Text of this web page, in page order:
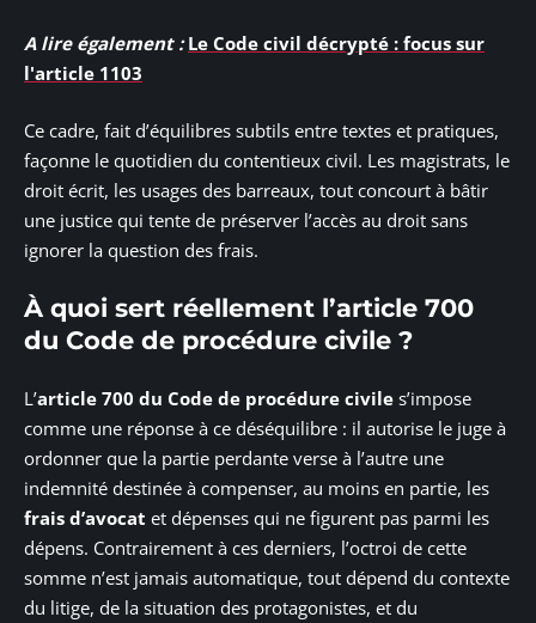
A lire également : Le Code civil décrypté : focus sur
l'article 1103
Ce cadre, fait d’équilibres subtils entre textes et pratiques,
façonne le quotidien du contentieux civil. Les magistrats, le
droit écrit, les usages des barreaux, tout concourt à bâtir
une justice qui tente de préserver l’accès au droit sans
ignorer la question des frais.
À quoi sert réellement l’article 700
du Code de procédure civile ?
L’article 700 du Code de procédure civile s’impose
comme une réponse à ce déséquilibre : il autorise le juge à
ordonner que la partie perdante verse à l’autre une
indemnité destinée à compenser, au moins en partie, les
frais d’avocat et dépenses qui ne figurent pas parmi les
dépens. Contrairement à ces derniers, l’octroi de cette
somme n’est jamais automatique, tout dépend du contexte
du litige, de la situation des protagonistes, et du